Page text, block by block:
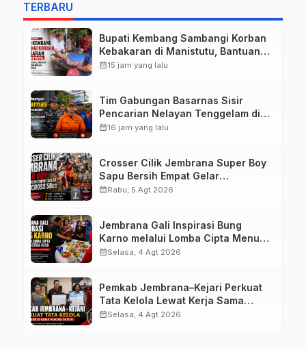
TERBARU
Bupati Kembang Sambangi Korban
Kebakaran di Manistutu, Bantuan
Disalurkan untuk Ringankan Beban
calendar_month15 jam yang lalu
Tim Gabungan Basarnas Sisir
Pencarian Nelayan Tenggelam di
Perairan Pantai Pengambengan
calendar_month16 jam yang lalu
Crosser Cilik Jembrana Super Boy
Sapu Bersih Empat Gelar
Motocross 50cc
calendar_monthRabu, 5 Agt 2026
Jembrana Gali Inspirasi Bung
Karno melalui Lomba Cipta Menu
Mustika Rasa
calendar_monthSelasa, 4 Agt 2026
Pemkab Jembrana–Kejari Perkuat
Tata Kelola Lewat Kerja Sama
Hukum Datun
calendar_monthSelasa, 4 Agt 2026